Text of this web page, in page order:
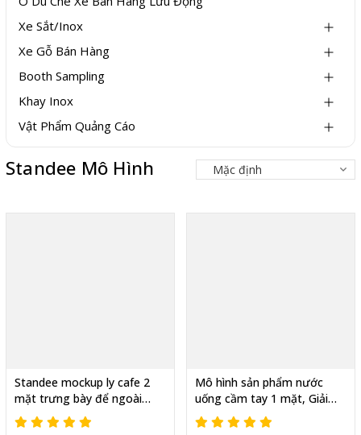
Xe Sắt/Inox
Xe Gỗ Bán Hàng
Booth Sampling
Khay Inox
Vật Phẩm Quảng Cáo
Standee Mô Hình
Standee mockup ly cafe 2
mặt trưng bày để ngoài
trời, Vũ khí marketing
Mô hình sản phẩm nước
uống cầm tay 1 mặt, Giải
pháp quảng cáo mới